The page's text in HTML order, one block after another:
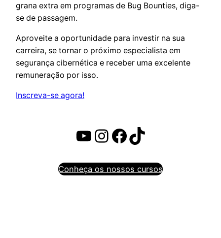
grana extra em programas de Bug Bounties, diga-
se de passagem.
Aproveite a oportunidade para investir na sua
carreira, se tornar o próximo especialista em
segurança cibernética e receber uma excelente
remuneração por isso.
Inscreva-se agora!
Youtube
Instagram
Facebook
TikTok
Conheça os nossos cursos